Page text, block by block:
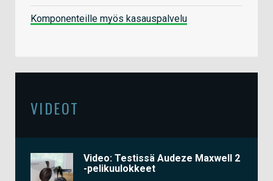
Komponenteille myös kasauspalvelu
VIDEOT
Video: Testissä Audeze Maxwell 2
-pelikuulokkeet